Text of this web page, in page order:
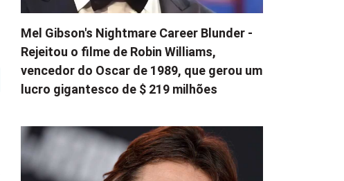
Mel Gibson's Nightmare Career Blunder -
Rejeitou o filme de Robin Williams,
vencedor do Oscar de 1989, que gerou um
lucro gigantesco de $ 219 milhões